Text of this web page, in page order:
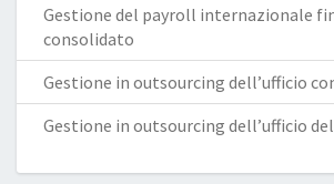
Gestione del payroll internazionale
consolidato
Gestione in outsourcing dell’ufficio
Gestione in outsourcing dell’ufficio